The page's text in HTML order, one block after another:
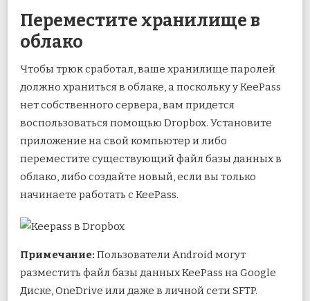
Переместите хранилище в
облако
Чтобы трюк сработал, ваше хранилище паролей
должно храниться в облаке, а поскольку у KeePass
нет собственного сервера, вам придется
воспользоваться помощью Dropbox. Установите
приложение на свой компьютер и либо
переместите существующий файл базы данных в
облако, либо создайте новый, если вы только
начинаете работать с KeePass.
Примечание: Пользователи Android могут
разместить файл базы данных KeePass на Google
Диске, OneDrive или даже в личной сети SFTP.